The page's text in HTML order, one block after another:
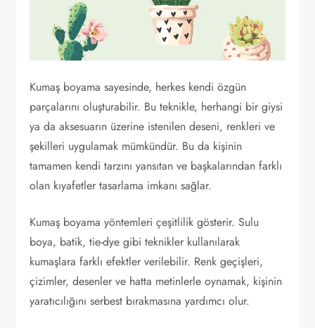
Kumaş boyama sayesinde, herkes kendi özgün
parçalarını oluşturabilir. Bu teknikle, herhangi bir giysi
ya da aksesuarın üzerine istenilen deseni, renkleri ve
şekilleri uygulamak mümkündür. Bu da kişinin
tamamen kendi tarzını yansıtan ve başkalarından farklı
olan kıyafetler tasarlama imkanı sağlar.
Kumaş boyama yöntemleri çeşitlilik gösterir. Sulu
boya, batik, tie-dye gibi teknikler kullanılarak
kumaşlara farklı efektler verilebilir. Renk geçişleri,
çizimler, desenler ve hatta metinlerle oynamak, kişinin
yaratıcılığını serbest bırakmasına yardımcı olur.